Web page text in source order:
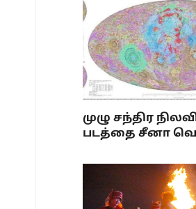
முழு சந்திர
படத்தை சீனா